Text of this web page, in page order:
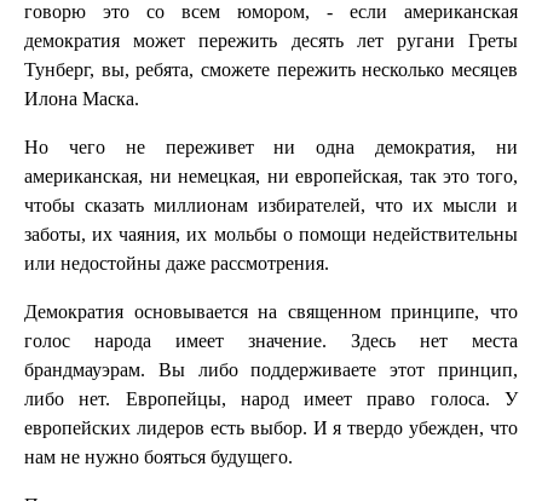
говорю это со всем юмором, - если американская
демократия может пережить десять лет ругани Греты
Тунберг, вы, ребята, сможете пережить несколько месяцев
Илона Маска.
Но чего не переживет ни одна демократия, ни
американская, ни немецкая, ни европейская, так это того,
чтобы сказать миллионам избирателей, что их мысли и
заботы, их чаяния, их мольбы о помощи недействительны
или недостойны даже рассмотрения.
Демократия основывается на священном принципе, что
голос народа имеет значение. Здесь нет места
брандмауэрам. Вы либо поддерживаете этот принцип,
либо нет. Европейцы, народ имеет право голоса. У
европейских лидеров есть выбор. И я твердо убежден, что
нам не нужно бояться будущего.